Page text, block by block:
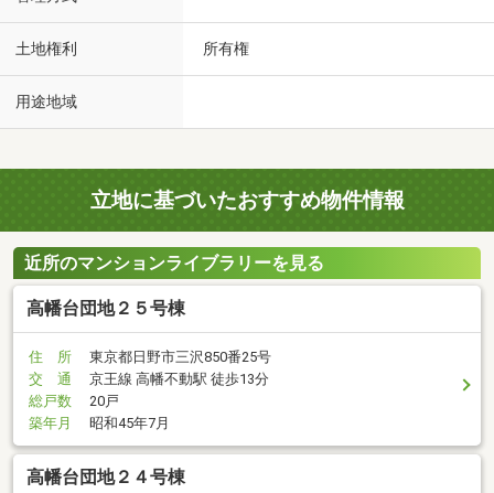
土地権利 所有権
用途地域
立地に基づいたおすすめ物件情報
近所のマンションライブラリーを見る
高幡台団地２５号棟
住 所
東京都日野市三沢850番25号
交 通
京王線 高幡不動駅 徒歩13分
総戸数
20戸
築年月
昭和45年7月
高幡台団地２４号棟